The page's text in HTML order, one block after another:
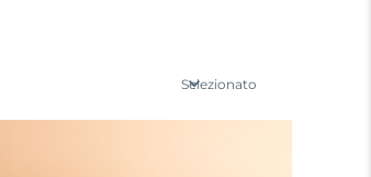
Selezionato